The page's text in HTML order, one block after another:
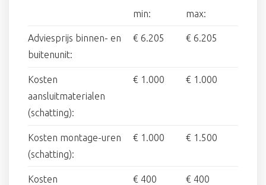
min: max:
Adviesprijs binnen- en
buitenunit:
€ 6.205 € 6.205
Kosten
aansluitmaterialen
(schatting):
€ 1.000 € 1.000
Kosten montage-uren
(schatting):
€ 1.000 € 1.500
Kosten
€ 400 € 400